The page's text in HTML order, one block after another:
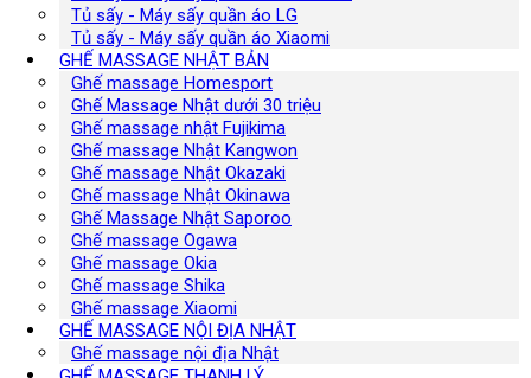
Tủ sấy - Máy sấy quần áo LG
Tủ sấy - Máy sấy quần áo Xiaomi
GHẾ MASSAGE NHẬT BẢN
Ghế massage Homesport
Ghế Massage Nhật dưới 30 triệu
Ghế massage nhật Fujikima
Ghế massage Nhật Kangwon
Ghế massage Nhật Okazaki
Ghế massage Nhật Okinawa
Ghế Massage Nhật Saporoo
Ghế massage Ogawa
Ghế massage Okia
Ghế massage Shika
Ghế massage Xiaomi
GHẾ MASSAGE NỘI ĐỊA NHẬT
Ghế massage nội địa Nhật